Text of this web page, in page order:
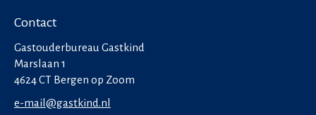
Contact
Gastouderbureau Gastkind
Marslaan 1
4624 CT Bergen op Zoom
e-mail@gastkind.nl